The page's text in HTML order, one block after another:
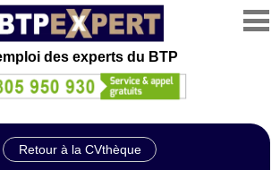
des experts du BTP
Retour à la CVthèque